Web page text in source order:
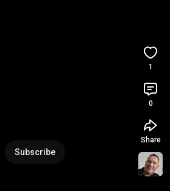
Subscribe
1
0
Share